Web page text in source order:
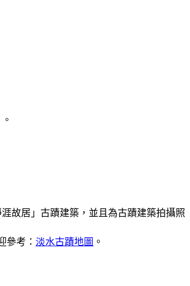
故居」古蹟建築，並且為古蹟建築拍攝照
參考： 淡水古蹟地圖 。